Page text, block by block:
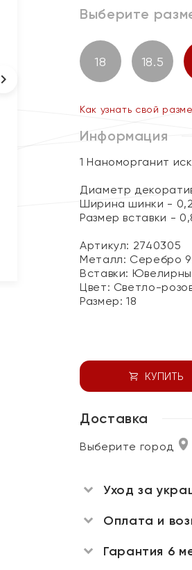
Выберите
18 18.5
Как узнать свой
Информация
1 Наноморганит
Диаметр
Ширина шинки -
Размер вставки -
Артикул: 2740305
Металл: Серебро
Вставки:
Цвет: Светло-
Размер:18
КУПИТЬ
Доставка
Выберите город
Уход за
Оплата и
Гарантия 6